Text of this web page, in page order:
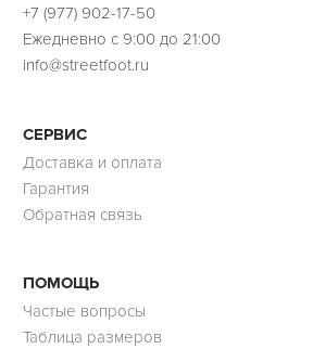
+7 (977) 902-17-50
Ежедневно с 9:00 до 21:00
info@streetfoot.ru
СЕРВИС
Доставка и оплата
Гарантия
Обратная связь
ПОМОЩЬ
Частые вопросы
Таблица размеров